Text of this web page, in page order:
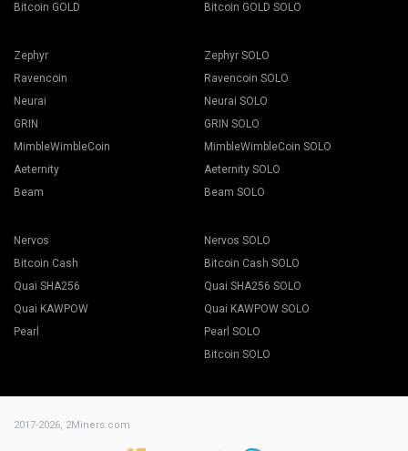
Bitcoin GOLD
Bitcoin GOLD SOLO
Zephyr
Ravencoin
Neurai
GRIN
MimbleWimbleCoin
Aeternity
Beam
Zephyr SOLO
Ravencoin SOLO
Neurai SOLO
GRIN SOLO
MimbleWimbleCoin SOLO
Aeternity SOLO
Beam SOLO
Nervos
Bitcoin Cash
Quai SHA256
Quai KAWPOW
Pearl
Nervos SOLO
Bitcoin Cash SOLO
Quai SHA256 SOLO
Quai KAWPOW SOLO
Pearl SOLO
Bitcoin SOLO
2017-2026, 2Miners.com